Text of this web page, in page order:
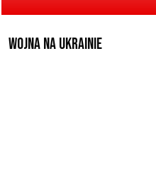
Wojna na Ukrainie